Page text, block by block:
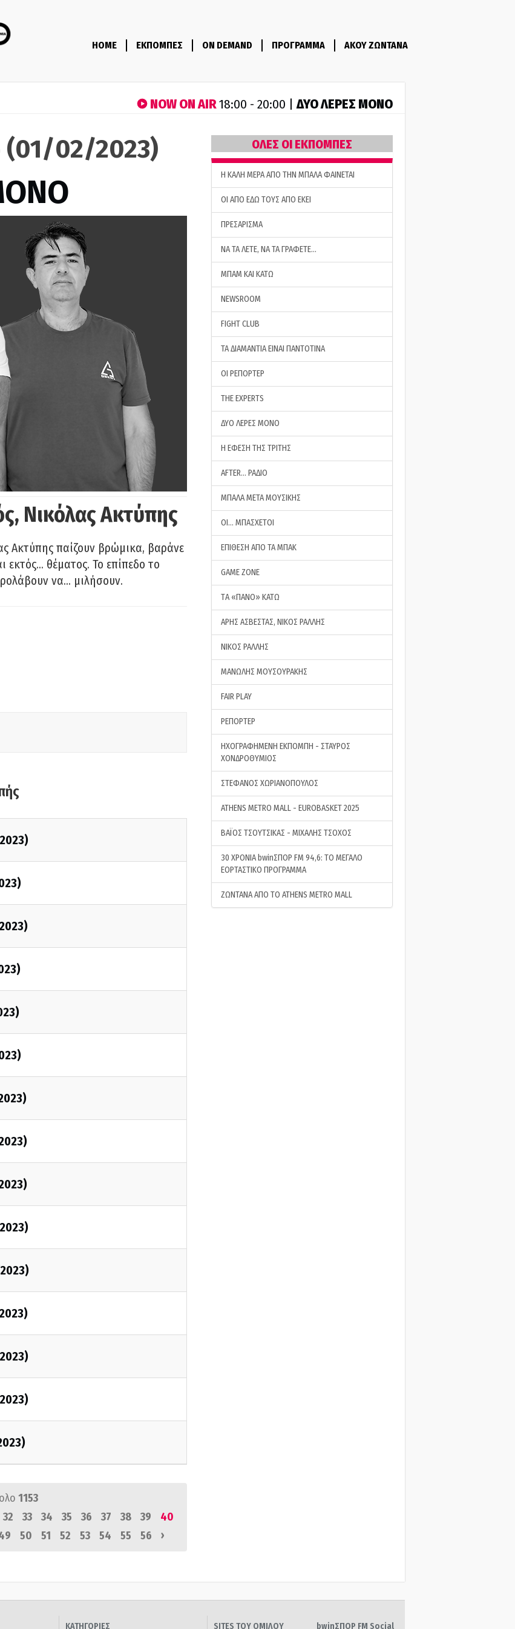
HOME ΕΚΠΟΜΠΕΣ ON DEMAND ΠΡΟΓΡΑΜΜΑ ΑΚΟΥ ΖΩΝΤΑΝΑ
NOW ON AIR18:00 - 20:00 |ΔΥΟ ΛΕΡΕΣ ΜΟΝΟ
(01/02/2023)
Νικόλας Ακτύπης
Ακτύπης παίζουν βρώμικα, βαράνε
εκτός… θέματος. Το επίπεδο το
να… μιλήσουν.
1153
32 33 34 35 36 37 38 39
40
50 51 52 53 54 55 56 ›
ΟΛΕΣ ΟΙ ΕΚΠΟΜΠΕΣ
H ΚΑΛΗ ΜΕΡΑ ΑΠΟ ΤΗΝ ΜΠΑΛΑ ΦΑΙΝΕΤΑΙ
ΟΙ ΑΠΟ ΕΔΩ ΤΟΥΣ ΑΠΟ ΕΚΕΙ
ΠΡΕΣΑΡΙΣΜΑ
ΝΑ ΤΑ ΛΕΤΕ, ΝΑ ΤΑ ΓΡΑΦΕΤΕ…
ΜΠΑΜ ΚΑΙ ΚΑΤΩ
NEWSROOM
FIGHT CLUB
ΤΑ ΔΙΑΜΑΝΤΙΑ ΕΙΝΑΙ ΠΑΝΤΟΤΙΝΑ
ΟΙ ΡΕΠΟΡΤΕΡ
THE EXPERTS
ΔΥΟ ΛΕΡΕΣ ΜΟΝΟ
Η ΕΦΕΣΗ ΤΗΣ ΤΡΙΤΗΣ
AFTER… ΡΑΔΙΟ
ΜΠΑΛΑ ΜΕΤΑ ΜΟΥΣΙΚΗΣ
ΟΙ… ΜΠΑΣΧΕΤΟΙ
ΕΠΙΘΕΣΗ ΑΠΟ ΤΑ ΜΠΑΚ
GAME ZONE
ΤA «ΠΑΝΟ» ΚΑΤΩ
ΑΡΗΣ ΑΣΒΕΣΤΑΣ, ΝΙΚΟΣ ΡΑΛΛΗΣ
ΝΙΚΟΣ ΡΑΛΛΗΣ
ΜΑΝΩΛΗΣ ΜΟΥΣΟΥΡΑΚΗΣ
FAIR PLAY
ΡΕΠΟΡΤΕΡ
ΗΧΟΓΡΑΦΗΜΕΝΗ ΕΚΠΟΜΠΗ - ΣΤΑΥΡΟΣ
ΧΟΝΔΡΟΘΥΜΙΟΣ
ΣΤΕΦΑΝΟΣ ΧΩΡΙΑΝΟΠΟΥΛΟΣ
ATHENS METRO MALL - EUROBASKET 2025
ΒΑΪΟΣ ΤΣΟΥΤΣΙΚΑΣ - ΜΙΧΑΛΗΣ ΤΣΟΧΟΣ
30 ΧΡΟΝΙΑ bwinΣΠΟΡ FM 94,6: ΤΟ ΜΕΓΑΛΟ
ΕΟΡΤΑΣΤΙΚΟ ΠΡΟΓΡΑΜΜΑ
ΖΩΝΤΑΝΑ ΑΠΟ ΤΟ ATHENS METRO MALL
ΚΑΤΗΓΟΡΙΕΣ SITES ΤΟΥ ΟΜΙΛΟΥ bwinΣΠΟΡ FM Social